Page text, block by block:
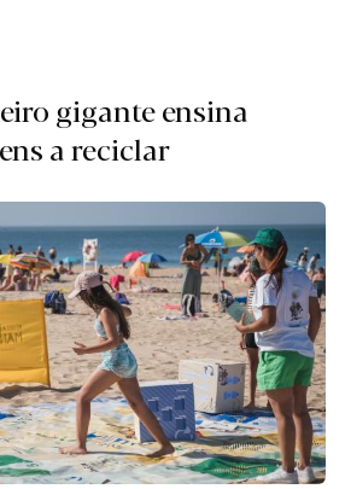
gigante ensina
a reciclar